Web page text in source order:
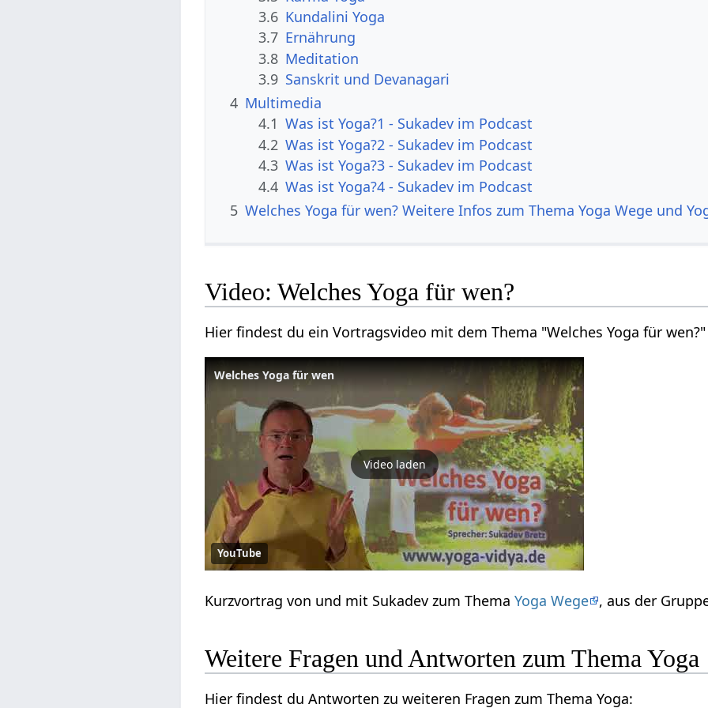
3.6 Kundalini Yoga
3.7 Ernährung
3.8 Meditation
3.9 Sanskrit und Devanagari
4 Multimedia
4.1 Was ist Yoga?1 - Sukadev im Podcast
4.2 Was ist Yoga?2 - Sukadev im Podcast
4.3 Was ist Yoga?3 - Sukadev im Podcast
4.4 Was ist Yoga?4 - Sukadev im Podcast
5 Welches Yoga für wen? Weitere Infos zum Thema Yoga Wege und
Video: Welches Yoga für wen?
Hier findest du ein Vortragsvideo mit dem Thema "Welches Yoga für wen?"
Welches Yoga für wen
Video laden
YouTube
Kurzvortrag von und mit Sukadev zum ThemaYoga Wege , aus der
Weitere Fragen und Antworten zum Thema Yoga
Hier findest du Antworten zu weiteren Fragen zum Thema Yoga: